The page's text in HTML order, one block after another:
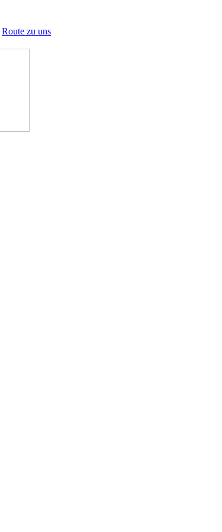
Route zu uns